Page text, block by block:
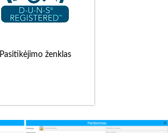
Pasitikėjimo ženklas